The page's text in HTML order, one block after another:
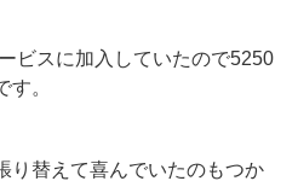
ビスに加入していたので5250
。
替えて喜んでいたのもつか